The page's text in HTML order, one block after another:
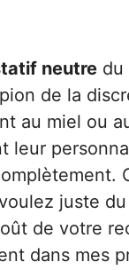
neutre du
de la
au miel ou
leur
juste
de votre
dans mes